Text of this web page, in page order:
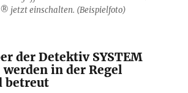
® jetzt einschalten. (Beispielfoto)
der Detektiv SYSTEM
in der Regel
betreut